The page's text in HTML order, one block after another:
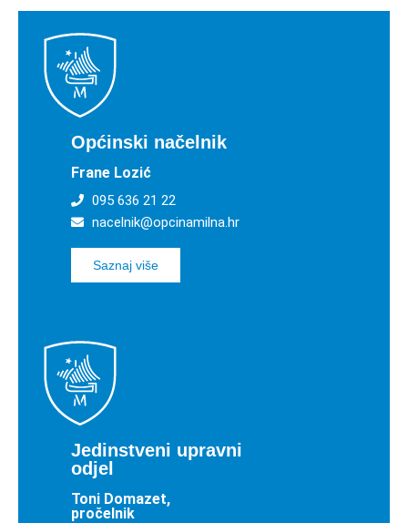
Općinski načelnik
Frane Lozić
095 636 21 22
nacelnik@opcinamilna.hr
Saznaj više
Jedinstveni upravni
odjel
Toni Domazet,
pročelnik